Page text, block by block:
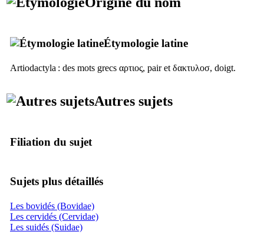
Étymologie latine
Artiodactyla : des mots grecs αρτιος, pair et δακτυλοσ, doigt.
Autres sujets
Filiation du sujet
Sujets plus détaillés
Les bovidés (Bovidae)
Les cervidés (Cervidae)
Les suidés (Suidae)